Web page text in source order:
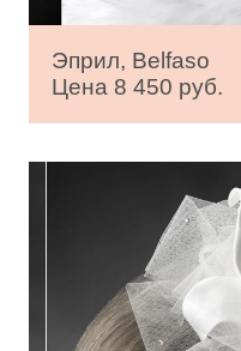
Эприл, Belfaso
Цена 8 450 руб.